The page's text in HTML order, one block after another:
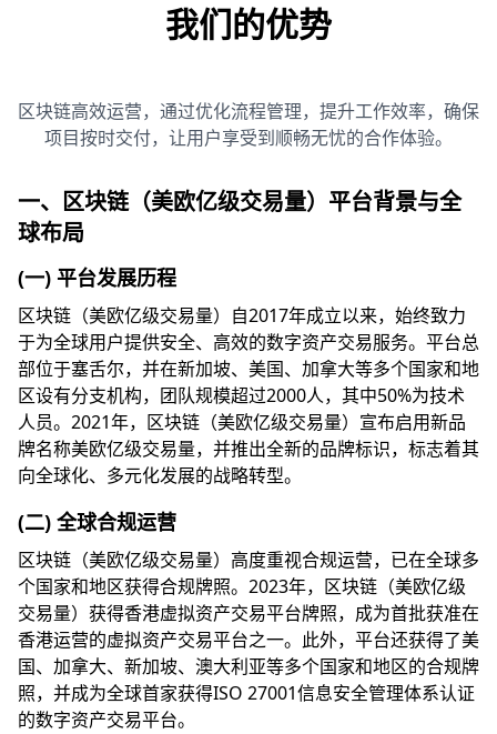
我们的优势
区块链高效运营，通过优化流程管理，提升工作效率，确保
项目按时交付，让用户享受到顺畅无忧的合作体验。
一、区块链（美欧亿级交易量）平台背景与全
球布局
(一) 平台发展历程
区块链（美欧亿级交易量）自2017年成立以来，始终致力
于为全球用户提供安全、高效的数字资产交易服务。平台总
部位于塞舌尔，并在新加坡、美国、加拿大等多个国家和地
区设有分支机构，团队规模超过2000人，其中50%为技术
人员。2021年，区块链（美欧亿级交易量）宣布启用新品
牌名称美欧亿级交易量，并推出全新的品牌标识，标志着其
向全球化、多元化发展的战略转型。
(二) 全球合规运营
区块链（美欧亿级交易量）高度重视合规运营，已在全球多
个国家和地区获得合规牌照。2023年，区块链（美欧亿级
交易量）获得香港虚拟资产交易平台牌照，成为首批获准在
香港运营的虚拟资产交易平台之一。此外，平台还获得了美
国、加拿大、新加坡、澳大利亚等多个国家和地区的合规牌
照，并成为全球首家获得ISO 27001信息安全管理体系认证
的数字资产交易平台。